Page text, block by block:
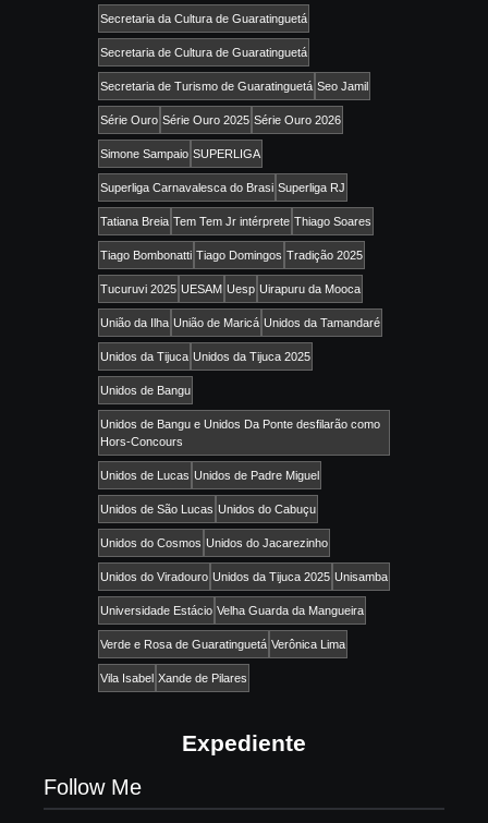
Secretaria da Cultura de Guaratinguetá
Secretaria de Cultura de Guaratinguetá
Secretaria de Turismo de Guaratinguetá Seo Jamil
Série Ouro Série Ouro 2025 Série Ouro 2026
Simone Sampaio SUPERLIGA
Superliga Carnavalesca do Brasi Superliga RJ
Tatiana Breia Tem Tem Jr intérprete Thiago Soares
Tiago Bombonatti Tiago Domingos Tradição 2025
Tucuruvi 2025 UESAM Uesp Uirapuru da Mooca
União da Ilha União de Maricá Unidos da Tamandaré
Unidos da Tijuca Unidos da Tijuca 2025
Unidos de Bangu
Unidos de Bangu e Unidos Da Ponte desfilarão como
Hors-Concours
Unidos de Lucas Unidos de Padre Miguel
Unidos de São Lucas Unidos do Cabuçu
Unidos do Cosmos Unidos do Jacarezinho
Unidos do Viradouro Unidos da Tijuca 2025 Unisamba
Universidade Estácio Velha Guarda da Mangueira
Verde e Rosa de Guaratinguetá Verônica Lima
Vila Isabel Xande de Pilares
Expediente
Follow Me